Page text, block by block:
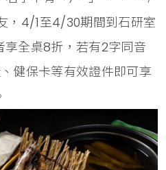
，4/1至4/30期間到石研室
全桌8折，若有2字同音
健保卡等有效證件即可享